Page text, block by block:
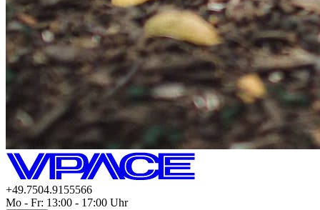
+49.7504.9155566
Mo - Fr: 13:00 - 17:00 Uhr